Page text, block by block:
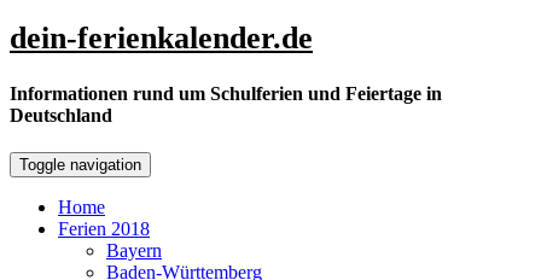
Skip
to
dein-ferienkalender.de
Informationen rund um Schulferien und Feiertage in
Deutschland
Toggle navigation
Home
Ferien 2018
Bayern
Baden-Württemberg